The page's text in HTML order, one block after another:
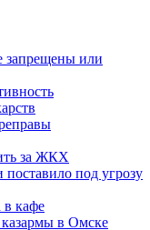
запрещены или
за ЖКХ
под угрозу
в кафе
в Омске